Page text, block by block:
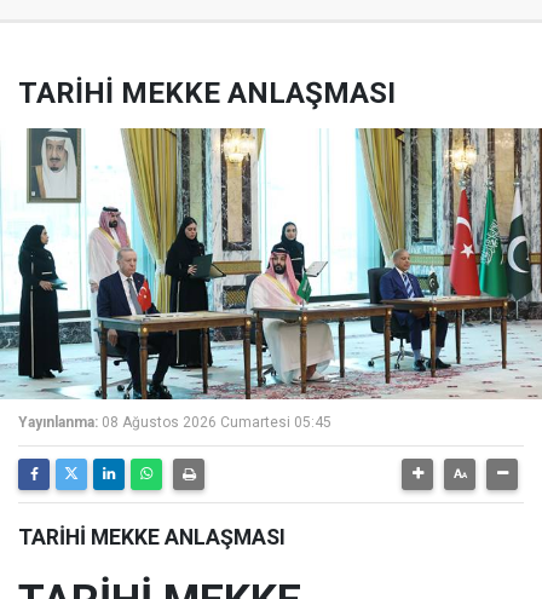
TARİHİ MEKKE ANLAŞMASI
Yayınlanma: 08 Ağustos 2026 Cumartesi 05:45
TARİHİ MEKKE ANLAŞMASI